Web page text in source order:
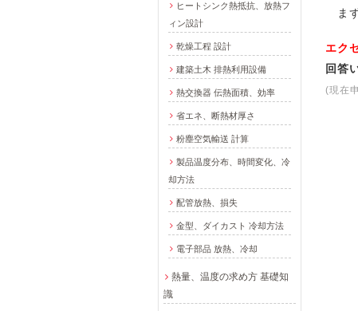
まず
エク
回答
(現在
ヒートシンク熱抵抗、放熱フ
ィン設計
乾燥工程 設計
建築土木 排熱利用設備
熱交換器 伝熱面積、効率
省エネ、断熱材厚さ
粉塵空気輸送 計算
製品温度分布、時間変化、冷
却方法
配管放熱、損失
金型、ダイカスト 冷却方法
電子部品 放熱、冷却
熱量、温度の求め方 基礎知
識